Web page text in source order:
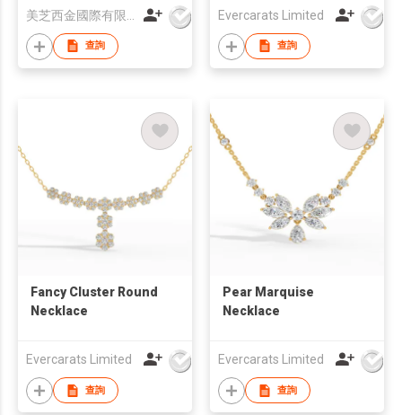
查詢
Evercarats Limited
查詢
Fancy Cluster Round
Necklace
Evercarats Limited
查詢
Pear Marquise
Necklace
Evercarats Limited
查詢